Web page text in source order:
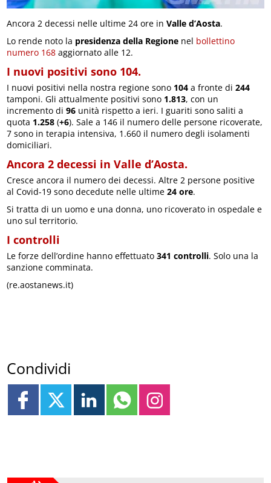
Ancora 2 decessi nelle ultime 24 ore inValle d’Aosta.
Lo rende noto la presidenza della Regione nel bollettino
numero 168 aggiornato alle 12.
I nuovi positivi sono 104.
I nuovi positivi nella nostra regione sono 104 a fronte di244
tamponi. Gli attualmente positivi sono 1.813, con un
incremento di96 unità rispetto a ieri. I guariti sono saliti a
quota 1.258 (+6). Sale a 146 il numero delle persone ricoverate,
7 sono in terapia intensiva, 1.660 il numero degli isolamenti
domiciliari.
Ancora 2 decessi in Valle d’Aosta.
Cresce ancora il numero dei decessi. Altre 2 persone positive
al Covid-19 sono decedute nelle ultime24 ore.
Si tratta di un uomo e una donna, uno ricoverato in ospedale e
uno sul territorio.
I controlli
Le forze dell’ordine hanno effettuato341 controlli. Solo una la
sanzione comminata.
(re.aostanews.it)
Condividi